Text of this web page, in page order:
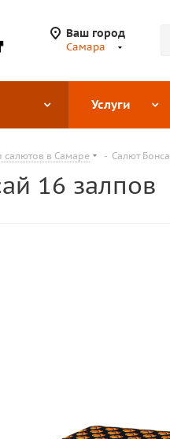
Ваш город
Самара
Услуги
салютов в Самаре - Салют
16 залпов